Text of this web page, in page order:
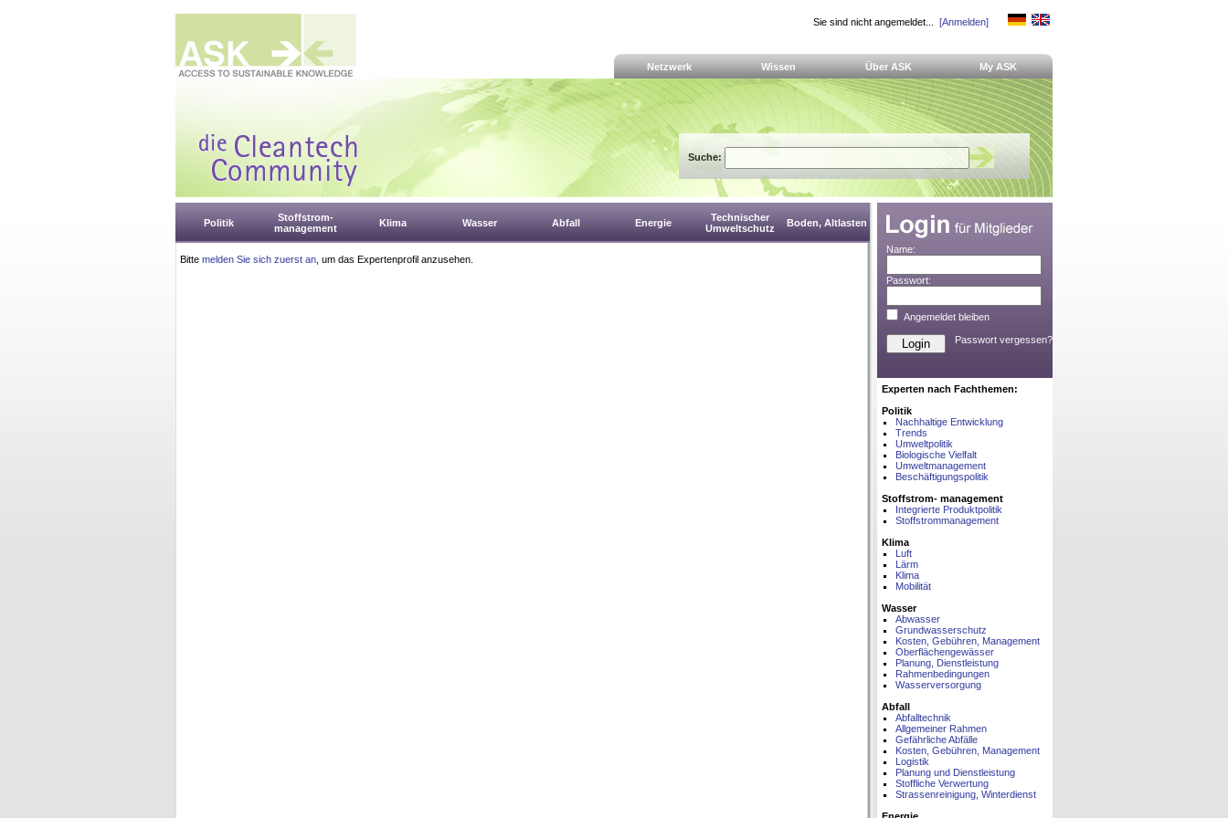
Sie sind nicht angemeldet... [Anmelden]
Netzwerk Wissen Über ASK My ASK
Suche:
Politik
Stoffstrom-
management
Klima Wasser Abfall Energie
Technischer
Umweltschutz
Boden, Altlasten
Bitte melden Sie sich zuerst an , um das Expertenprofil anzusehen.
Name:
Passwort:
Angemeldet bleiben
Passwort vergessen?
Experten nach Fachthemen:
Politik
Nachhaltige Entwicklung
Trends
Umweltpolitik
Biologische Vielfalt
Umweltmanagement
Beschäftigungspolitik
Stoffstrom- management
Integrierte Produktpolitik
Stoffstrommanagement
Klima
Luft
Lärm
Klima
Mobilität
Wasser
Abwasser
Grundwasserschutz
Kosten, Gebühren, Management
Oberflächengewässer
Planung, Dienstleistung
Rahmenbedingungen
Wasserversorgung
Abfall
Abfalltechnik
Allgemeiner Rahmen
Gefährliche Abfälle
Kosten, Gebühren, Management
Logistik
Planung und Dienstleistung
Stoffliche Verwertung
Strassenreinigung, Winterdienst